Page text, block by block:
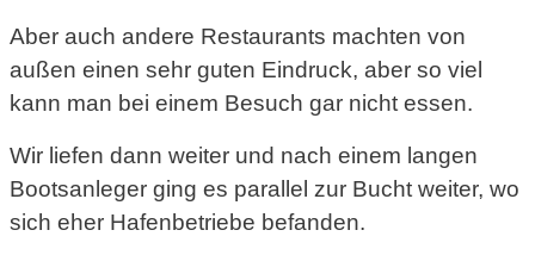
Aber auch andere Restaurants machten von
außen einen sehr guten Eindruck, aber so viel
kann man bei einem Besuch gar nicht essen.
Wir liefen dann weiter und nach einem langen
Bootsanleger ging es parallel zur Bucht weiter, wo
sich eher Hafenbetriebe befanden.